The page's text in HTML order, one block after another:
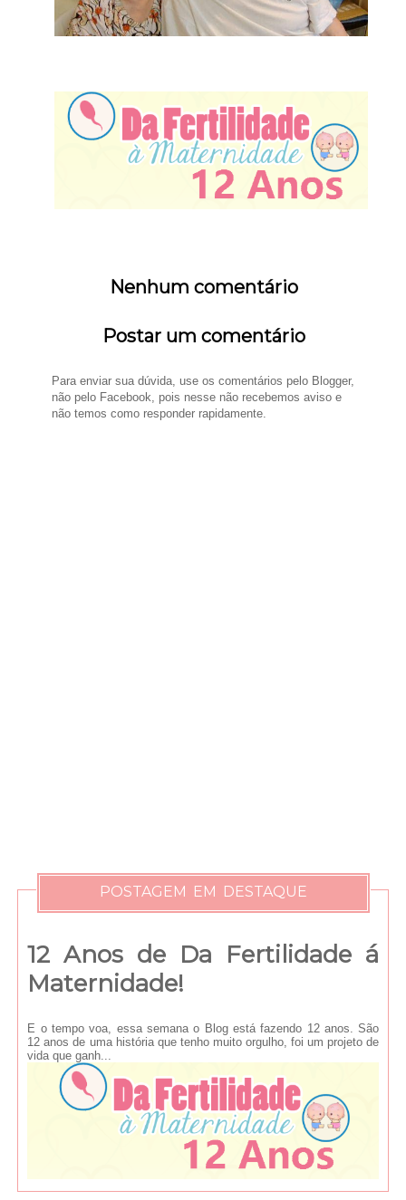
Nenhum comentário
Postar um comentário
Para enviar sua dúvida, use os comentários pelo Blogger,
não pelo Facebook, pois nesse não recebemos aviso e
não temos como responder rapidamente.
POSTAGEM EM DESTAQUE
12 Anos de Da Fertilidade á
Maternidade!
E o tempo voa, essa semana o Blog está fazendo 12 anos. São
12 anos de uma história que tenho muito orgulho, foi um projeto de
vida que ganh...